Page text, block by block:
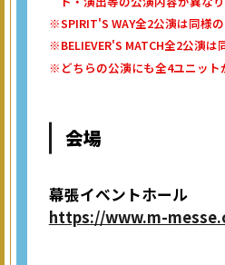
※SPIRIT'S WAY全2公演は同様の
※BELIEVER'S MATCH全2公演は
※どちらの公演にも全4ユニット
会場
幕張イベントホール
https://www.m-